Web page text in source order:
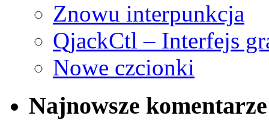
Znowu interpunkcja
QjackCtl – Interfejs
Nowe czcionki
Najnowsze komentarze